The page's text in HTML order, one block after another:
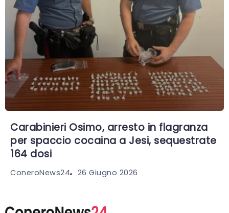
Carabinieri Osimo, arresto in flagranza
per spaccio cocaina a Jesi, sequestrate
164 dosi
ConeroNews24 26 Giugno 2026